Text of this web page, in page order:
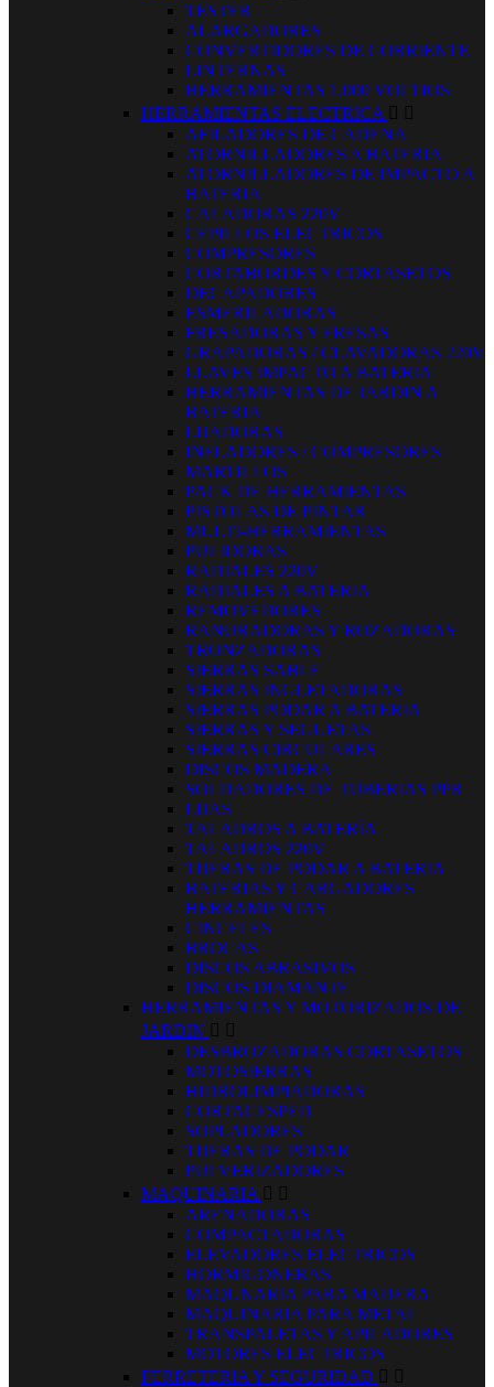
TESTER
ALARGADORES
CONVERTIDORES DE CORRIENTE
LINTERNAS
HERRAMIENTAS 1.000 VOLTIOS
HERRAMIENTAS ELECTRICA  
AFILADORES DE CADENA
ATORNILLADORES A BATERIA
ATORNILLADORES DE IMPACTO A
BATERIA
CALADORAS 220V
CEPILLOS ELECTRICOS
COMPRESORES
CORTABORDES Y CORTASETOS
DECAPADORES
ESMERILADORAS
FRESADORAS Y FRESAS
GRAPADORAS / CLAVADORAS 220V
LLAVES IMPACTO A BATERIA
HERRAMIENTAS DE JARDIN A
BATERIA
LIJADORAS
INFLADORES / COMPRESORES
MARTILLOS
PACK DE HERRAMIENTAS
PISTOLAS DE PINTAR
MULTI-HERRAMIENTAS
PULIDORAS
RADIALES 220V
RADIALES A BATERIA
REMOVEDORES
RANURADORAS Y ROZADORAS
TRONZADORAS
SIERRAS SABLE
SIERRAS INGLETADORAS
SIERRAS PODAR A BATERIA
SIERRAS Y SEGUETAS
SIERRAS CIRCULARES
DISCOS MADERA
SOLDADORES DE TUBERIAS PPR
LIJAS
TALADROS A BATERÍA
TALADROS 220V
TIJERAS DE PODAR A BATERIA
BATERIAS Y CARGADORES
HERRAMIENTAS
CINCELES
BROCAS
DISCOS ABRASIVOS
DISCOS DIAMANTE
HERRAMIENTAS Y MOTORIZADOS DE
JARDIN  
DESBROZADORAS CORTASETOS
MOTOSIERRAS
HIDROLIMPIADORAS
CORTACESPED
SOPLADORES
TIJERAS DE PODAR
PULVERIZADORES
MAQUINARIA  
ARENADORAS
COMPACTADORAS
ELEVADORES ELECTRICOS
HORMIGONERAS
MAQUNARIA PARA MADERA
MAQUINARIA PARA METAL
TRANSPALETAS Y APILADORES
MOTORES ELECTRICOS
FERRETERIA Y SEGURIDAD  